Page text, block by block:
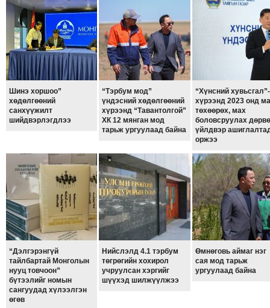
СУРГУУЛИЙН
ЭРГЭН
ТОЙРОНД
ЗӨРЧЛИЙН
ХУУЛИЙН
ЭРГЭН
ЕРӨНХИЙЛӨГЧИЙН
Шинэ хоршоо”
хөдөлгөөний
санхүүжилт
шийдвэрлэгдлээ
“Тэрбум мод”
үндэсний хөдөлгөөний
хүрээнд “Тавантолгой”
ХК 12 мянган мод
тарьж ургуулаад байна
“Хүнсний
хүрээнд 2023 онд
төхөөрөх, мах
боловсруулах
үйлдвэр
оржээ
“Дэлгэрэнгүй
тайлбартай Монголын
нууц товчоон”
бүтээлийг номын
сангуудад хүлээлгэн
өгөв
Нийслэлд 4.1 тэрбум
төгрөгийн хохирол
учруулсан хэргийг
шүүхэд шилжүүлжээ
Өмнөговь аймаг нэг
сая мод тарьж
ургуулаад байна